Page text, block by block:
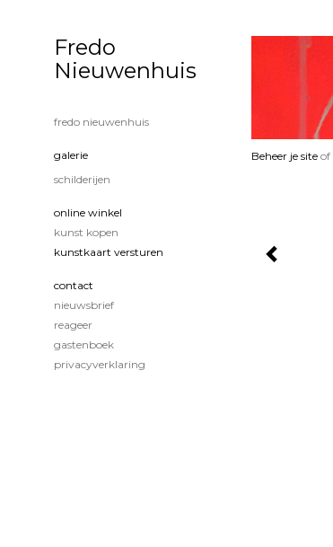
Beheer je site of
Fredo
Nieuwenhuis
fredo nieuwenhuis
galerie
schilderijen
online winkel
kunst kopen
kunstkaart versturen
contact
nieuwsbrief
reageer
gastenboek
privacyverklaring